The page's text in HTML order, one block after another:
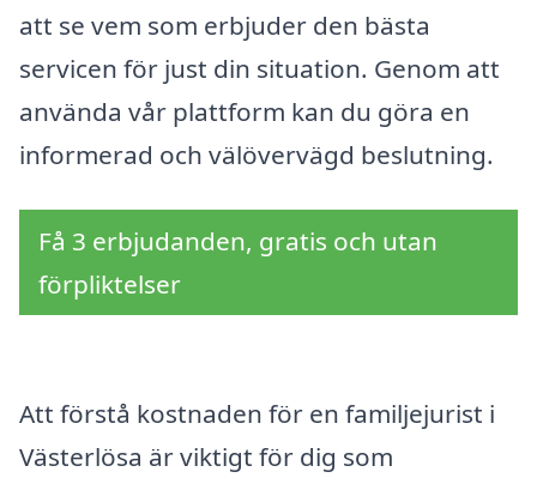
att se vem som erbjuder den bästa
servicen för just din situation. Genom att
använda vår plattform kan du göra en
informerad och välövervägd beslutning.
Få 3 erbjudanden, gratis och utan
förpliktelser
Att förstå kostnaden för en familjejurist i
Västerlösa är viktigt för dig som